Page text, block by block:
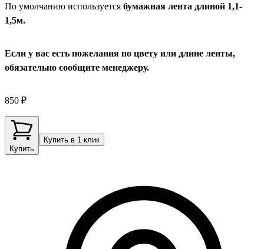
По умолчанию используется бумажная лента длиной 1,1-
1,5м.
Если у вас есть пожелания по цвету или длине ленты,
обязательно сообщите менеджеру.
850 ₽
Купить
Купить в 1 клик